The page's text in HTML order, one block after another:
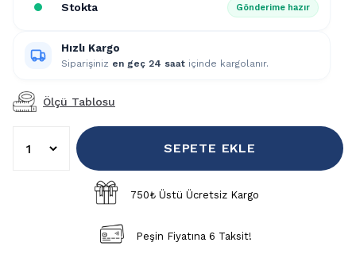
Stokta Gönderime hazır
Hızlı Kargo
Siparişiniz en geç 24 saat içinde kargolanır.
Ölçü Tablosu
SEPETE EKLE
750₺ Üstü Ücretsiz Kargo
Peşin Fiyatına 6 Taksit!